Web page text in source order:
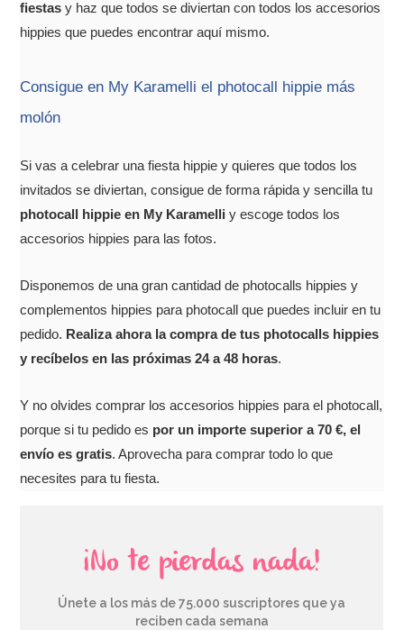
fiestas y haz que todos se diviertan con todos los accesorios
hippies que puedes encontrar aquí mismo.
Consigue en My Karamelli el photocall hippie más
molón
Si vas a celebrar una fiesta hippie y quieres que todos los
invitados se diviertan, consigue de forma rápida y sencilla tu
photocall hippie en My Karamelli y escoge todos los
accesorios hippies para las fotos.
Disponemos de una gran cantidad de photocalls hippies y
complementos hippies para photocall que puedes incluir en tu
pedido. Realiza ahora la compra de tus photocalls hippies
y recíbelos en las próximas 24 a 48 horas.
Y no olvides comprar los accesorios hippies para el photocall,
porque si tu pedido es por un importe superior a 70 €, el
envío es gratis. Aprovecha para comprar todo lo que
necesites para tu fiesta.
¡No te pierdas nada!
Únete a los más de 75.000 suscriptores que ya
reciben cada semana